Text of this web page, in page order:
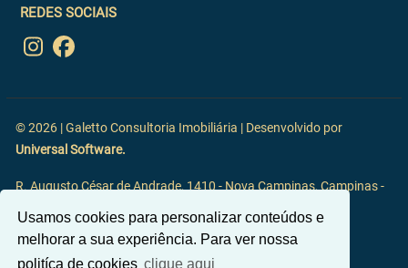
Usamos cookies para personalizar conteúdos e
melhorar a sua experiência. Para ver nossa
politíca de cookies clique aqui
REDES SOCIAIS
© 2026 | Galetto Consultoria Imobiliária | Desenvolvido por
Universal Software.
R. Augusto César de Andrade, 1410 - Nova Campinas, Campinas -
SP, 13092-117